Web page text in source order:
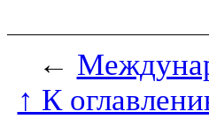
←
↑ К